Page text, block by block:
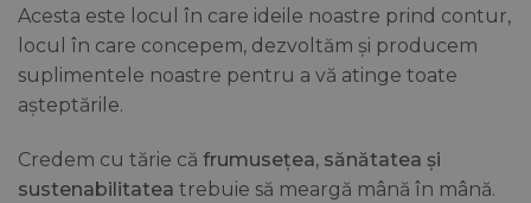
Acesta este locul în care ideile noastre prind contur,
locul în care concepem, dezvoltăm și producem
suplimentele noastre pentru a vă atinge toate
așteptările.
Credem cu tărie că frumusețea, sănătatea și
sustenabilitatea trebuie să meargă mână în mână.